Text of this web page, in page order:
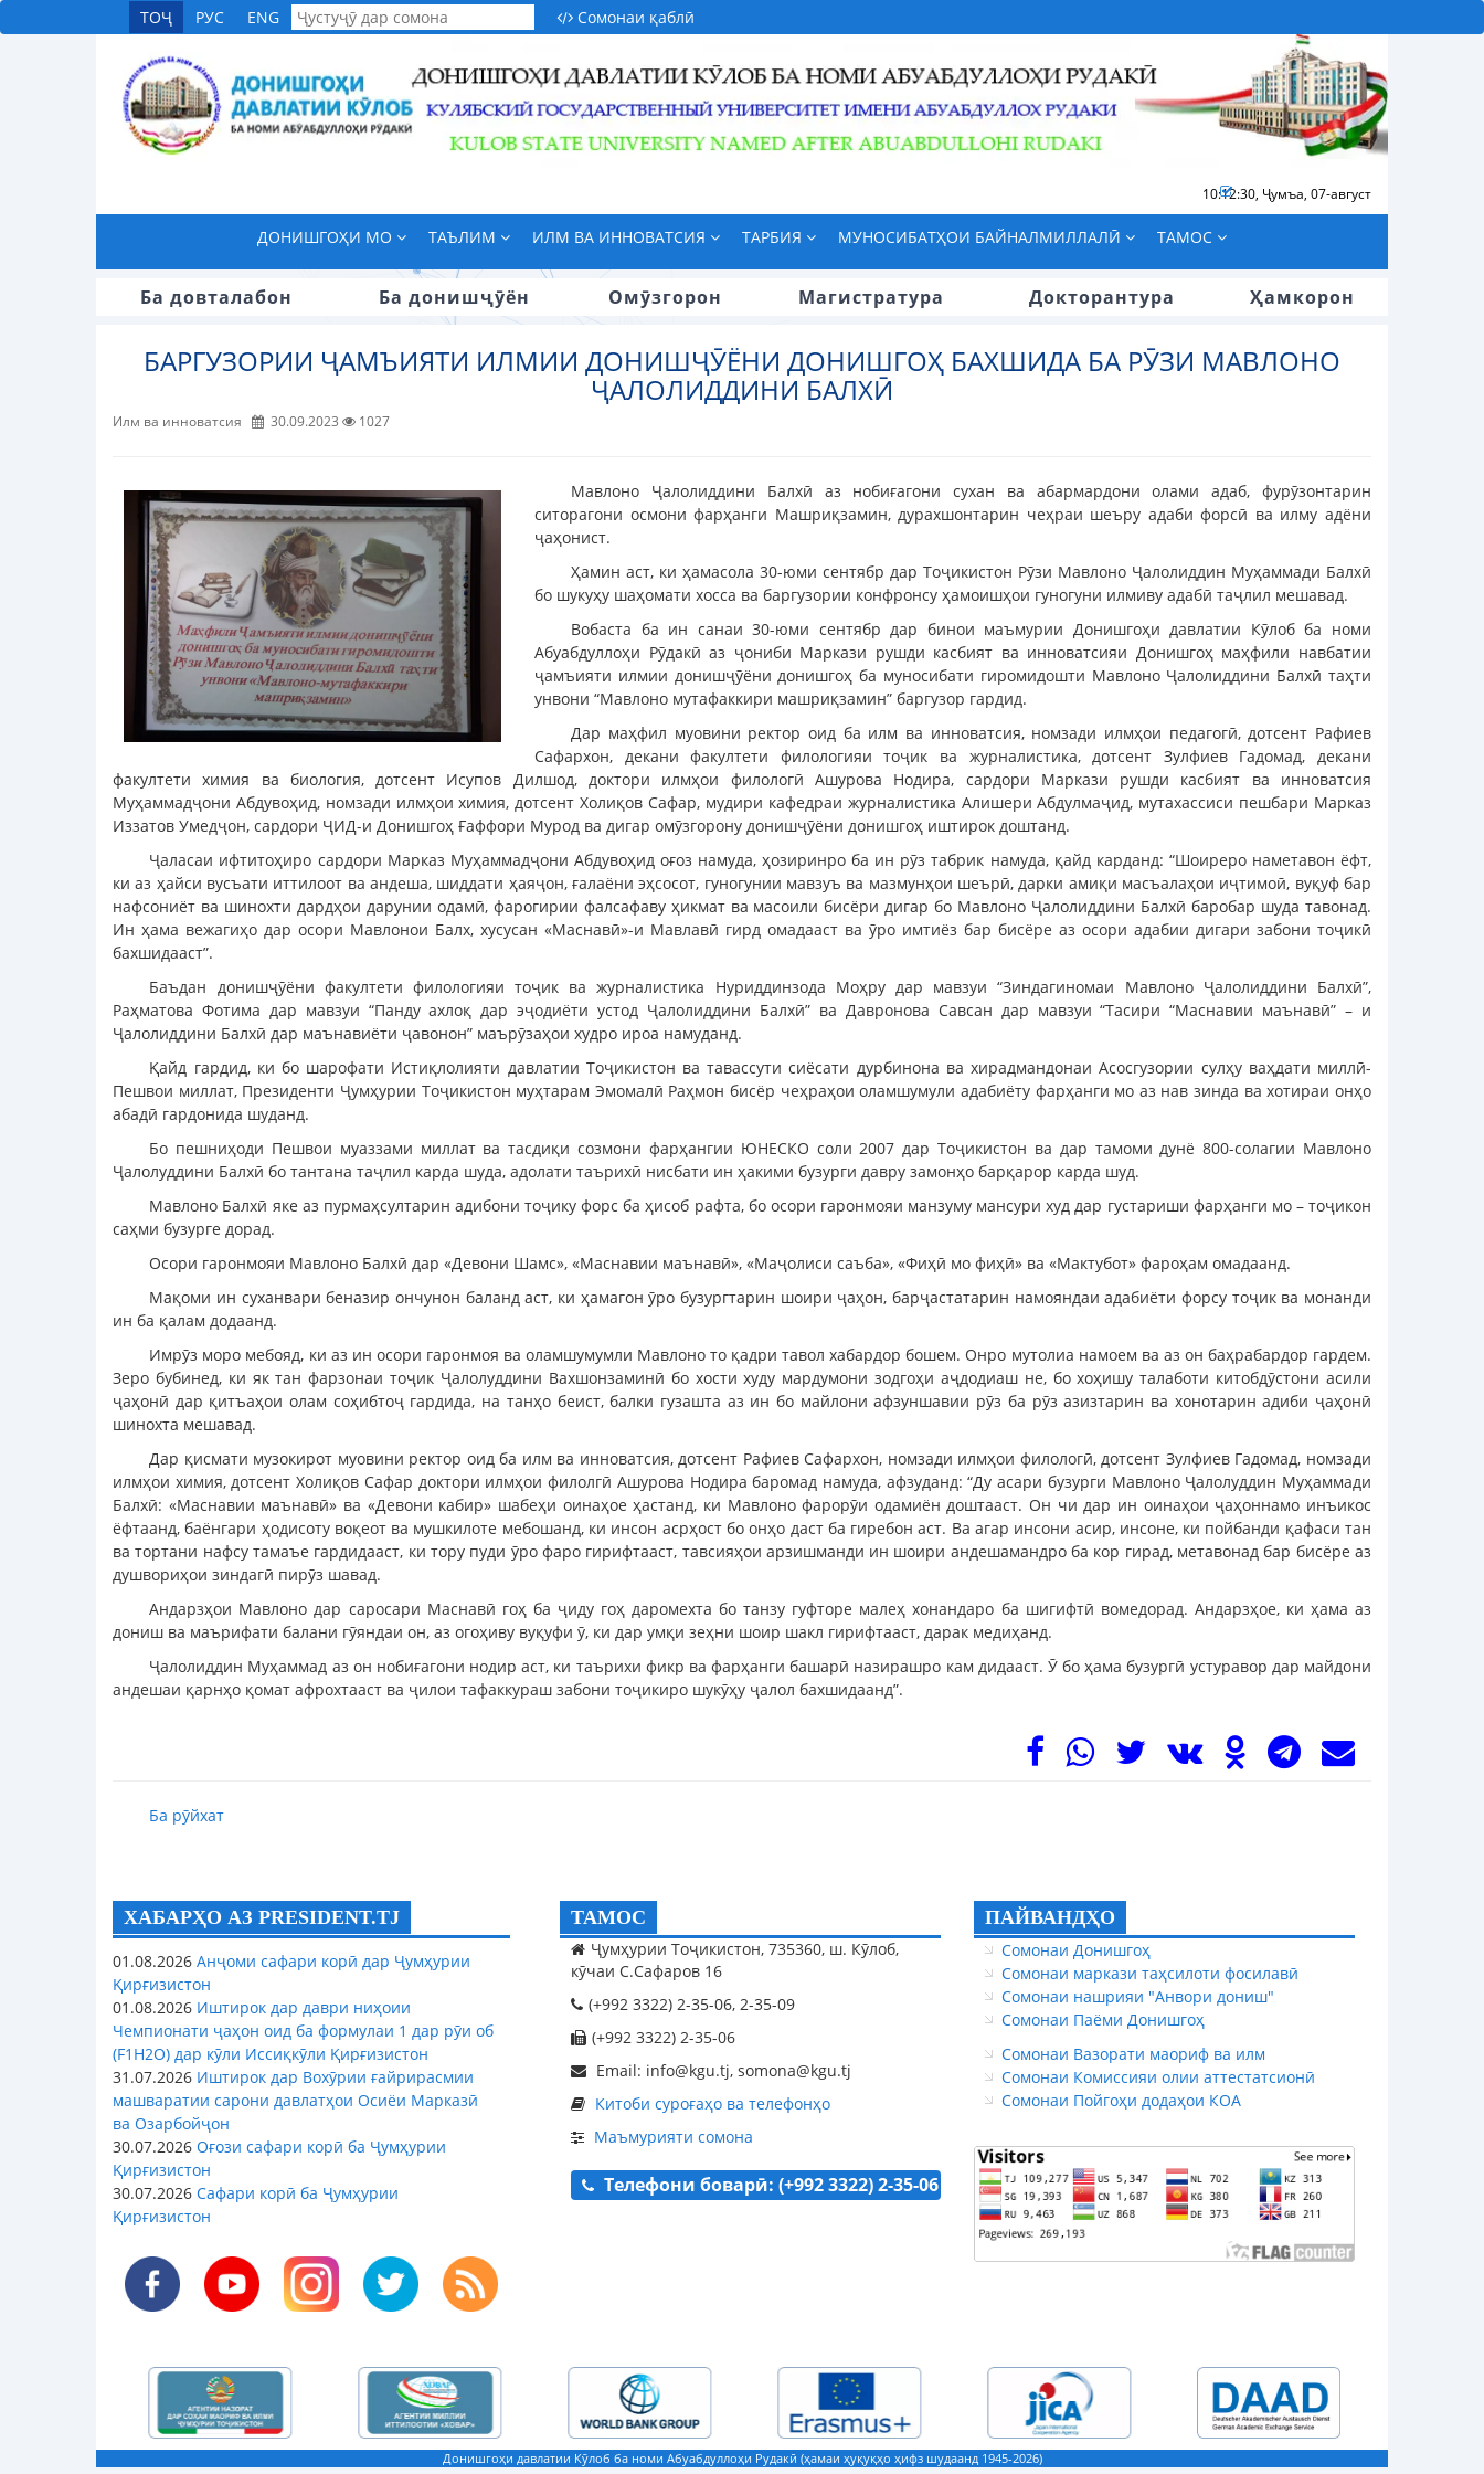
ТОҶ РУС ENG Сомонаи қаблӣ
10:12:31, Ҷумъа, 07-август
ДОНИШГОҲИ МО ТАЪЛИМ ИЛМ ВА ИННОВАТСИЯ ТАРБИЯ МУНОСИБАТҲОИ БАЙНАЛМИЛЛАЛӢ ТАМОС
Ба довталабон Ба донишҷӯён Омӯзгорон Магистратура Докторантура Ҳамкорон
БАРГУЗОРИИ ҶАМЪИЯТИ ИЛМИИ ДОНИШҶӮЁНИ ДОНИШГОҲ БАХШИДА БА РӮЗИ МАВЛОНО
ҶАЛОЛИДДИНИ БАЛХӢ
Илм ва инноватсия 30.09.2023 1027
Мавлоно Ҷалолиддини Балхӣ аз нобиғагони сухан ва абармардони олами адаб, фурӯзонтарин
ситорагони осмони фарҳанги Машриқзамин, дурахшонтарин чеҳраи шеъру адаби форсӣ ва илму адёни
ҷаҳонист.
Ҳамин аст, ки ҳамасола 30-юми сентябр дар Тоҷикистон Рӯзи Мавлоно Ҷалолиддин Муҳаммади Балхӣ
бо шукуҳу шаҳомати хосса ва баргузории конфронсу ҳамоишҳои гуногуни илмиву адабӣ таҷлил мешавад.
Вобаста ба ин санаи 30-юми сентябр дар бинои маъмурии Донишгоҳи давлатии Кӯлоб ба номи
Абуабдуллоҳи Рӯдакӣ аз ҷониби Маркази рушди касбият ва инноватсияи Донишгоҳ маҳфили навбатии
ҷамъияти илмии донишҷӯёни донишгоҳ ба муносибати гиромидошти Мавлоно Ҷалолиддини Балхӣ таҳти
унвони “Мавлоно мутафаккири машриқзамин” баргузор гардид.
Дар маҳфил муовини ректор оид ба илм ва инноватсия, номзади илмҳои педагогӣ, дотсент Рафиев
Сафархон, декани факултети филологияи тоҷик ва журналистика, дотсент Зулфиев Гадомад, декани
факултети химия ва биология, дотсент Исупов Дилшод, доктори илмҳои филологӣ Ашурова Нодира, сардори Маркази рушди касбият ва инноватсия
Муҳаммадҷони Абдувоҳид, номзади илмҳои химия, дотсент Холиқов Сафар, мудири кафедраи журналистика Алишери Абдулмаҷид, мутахассиси пешбари Марказ
Иззатов Умедҷон, сардори ҶИД-и Донишгоҳ Ғаффори Мурод ва дигар омӯзгорону донишҷӯёни донишгоҳ иштирок доштанд.
Ҷаласаи ифтитоҳиро сардори Марказ Муҳаммадҷони Абдувоҳид оғоз намуда, ҳозиринро ба ин рӯз табрик намуда, қайд карданд: “Шоиреро наметавон ёфт,
ки аз ҳайси вусъати иттилоот ва андеша, шиддати ҳаяҷон, ғалаёни эҳсосот, гуногунии мавзуъ ва мазмунҳои шеърӣ, дарки амиқи масъалаҳои иҷтимоӣ, вуқуф бар
нафсониёт ва шинохти дардҳои дарунии одамӣ, фарогирии фалсафаву ҳикмат ва масоили бисёри дигар бо Мавлоно Ҷалолиддини Балхӣ баробар шуда тавонад.
Ин ҳама вежагиҳо дар осори Мавлонои Балх, хусусан «Маснавӣ»-и Мавлавӣ гирд омадааст ва ӯро имтиёз бар бисёре аз осори адабии дигари забони тоҷикӣ
бахшидааст”.
Баъдан донишҷӯёни факултети филологияи тоҷик ва журналистика Нуриддинзода Моҳру дар мавзуи “Зиндагиномаи Мавлоно Ҷалолиддини Балхӣ”,
Раҳматова Фотима дар мавзуи “Панду ахлоқ дар эҷодиёти устод Ҷалолиддини Балхӣ” ва Давронова Савсан дар мавзуи “Тасири “Маснавии маънавӣ” – и
Ҷалолиддини Балхӣ дар маънавиёти ҷавонон” маърӯзаҳои худро ироа намуданд.
Қайд гардид, ки бо шарофати Истиқлолияти давлатии Тоҷикистон ва тавассути сиёсати дурбинона ва хирадмандонаи Асосгузории сулҳу ваҳдати миллӣ-
Пешвои миллат, Президенти Ҷумҳурии Тоҷикистон муҳтарам Эмомалӣ Раҳмон бисёр чеҳраҳои оламшумули адабиёту фарҳанги мо аз нав зинда ва хотираи онҳо
абадӣ гардонида шуданд.
Бо пешниҳоди Пешвои муаззами миллат ва тасдиқи созмони фарҳангии ЮНЕСКО соли 2007 дар Тоҷикистон ва дар тамоми дунё 800-солагии Мавлоно
Ҷалолуддини Балхӣ бо тантана таҷлил карда шуда, адолати таърихӣ нисбати ин ҳакими бузурги давру замонҳо барқарор карда шуд.
Мавлоно Балхӣ яке аз пурмаҳсултарин адибони тоҷику форс ба ҳисоб рафта, бо осори гаронмояи манзуму мансури худ дар густариши фарҳанги мо – тоҷикон
саҳми бузурге дорад.
Осори гаронмояи Мавлоно Балхӣ дар «Девони Шамс», «Маснавии маънавӣ», «Маҷолиси саъба», «Фиҳӣ мо фиҳӣ» ва «Мактубот» фароҳам омадаанд.
Мақоми ин суханвари беназир ончунон баланд аст, ки ҳамагон ӯро бузургтарин шоири ҷаҳон, барҷастатарин намояндаи адабиёти форсу тоҷик ва монанди
ин ба қалам додаанд.
Имрӯз моро мебояд, ки аз ин осори гаронмоя ва оламшумумли Мавлоно то қадри тавол хабардор бошем. Онро мутолиа намоем ва аз он баҳрабардор гардем.
Зеро бубинед, ки як тан фарзонаи тоҷик Ҷалолуддини Вахшонзаминӣ бо хости худу мардумони зодгоҳи аҷдодиаш не, бо хоҳишу талаботи китобдӯстони асили
ҷаҳонӣ дар қитъаҳои олам соҳибтоҷ гардида, на танҳо беист, балки гузашта аз ин бо майлони афзуншавии рӯз ба рӯз азизтарин ва хонотарин адиби ҷаҳонӣ
шинохта мешавад.
Дар қисмати музокирот муовини ректор оид ба илм ва инноватсия, дотсент Рафиев Сафархон, номзади илмҳои филологӣ, дотсент Зулфиев Гадомад, номзади
илмҳои химия, дотсент Холиқов Сафар доктори илмҳои филолгӣ Ашурова Нодира баромад намуда, афзуданд: “Ду асари бузурги Мавлоно Ҷалолуддин Муҳаммади
Балхӣ: «Маснавии маънавӣ» ва «Девони кабир» шабеҳи оинаҳое ҳастанд, ки Мавлоно фарорӯи одамиён доштааст. Он чи дар ин оинаҳои ҷаҳоннамо инъикос
ёфтаанд, баёнгари ҳодисоту воқеот ва мушкилоте мебошанд, ки инсон асрҳост бо онҳо даст ба гиребон аст. Ва агар инсони асир, инсоне, ки пойбанди қафаси тан
ва тортани нафсу тамаъе гардидааст, ки тору пуди ӯро фаро гирифтааст, тавсияҳои арзишманди ин шоири андешамандро ба кор гирад, метавонад бар бисёре аз
душвориҳои зиндагӣ пирӯз шавад.
Андарзҳои Мавлоно дар саросари Маснавӣ гоҳ ба ҷиду гоҳ даромехта бо танзу гуфторе малеҳ хонандаро ба шигифтӣ вомедорад. Андарзҳое, ки ҳама аз
дониш ва маърифати балани гӯяндаи он, аз огоҳиву вуқуфи ӯ, ки дар умқи зеҳни шоир шакл гирифтааст, дарак медиҳанд.
Ҷалолиддин Муҳаммад аз он нобиғагони нодир аст, ки таърихи фикр ва фарҳанги башарӣ назирашро кам дидааст. Ӯ бо ҳама бузургӣ устуравор дар майдони
андешаи қарнҳо қомат афрохтааст ва ҷилои тафаккураш забони тоҷикиро шукӯҳу ҷалол бахшидаанд”.
Ба рӯйхат
ХАБАРҲО АЗ PRESIDENT.TJ
01.08.2026 Анҷоми сафари корӣ дар Ҷумҳурии
Қирғизистон
01.08.2026 Иштирок дар даври ниҳоии
Чемпионати ҷаҳон оид ба формулаи 1 дар рӯи об
(F1H2O) дар кӯли Иссиқкӯли Қирғизистон
31.07.2026 Иштирок дар Вохӯрии ғайрирасмии
машваратии сарони давлатҳои Осиёи Марказӣ
ва Озарбойҷон
30.07.2026 Оғози сафари корӣ ба Ҷумҳурии
Қирғизистон
30.07.2026 Сафари корӣ ба Ҷумҳурии
Қирғизистон
ТАМОС
Ҷумҳурии Тоҷикистон, 735360, ш. Кӯлоб,
кӯчаи С.Сафаров 16
(+992 3322) 2-35-06, 2-35-09
(+992 3322) 2-35-06
Email: info@kgu.tj, somona@kgu.tj
Китоби суроғаҳо ва телефонҳо
Маъмурияти сомона
Телефони боварӣ: (+992 3322) 2-35-06
ПАЙВАНДҲО
Сомонаи Донишгоҳ
Сомонаи маркази таҳсилоти фосилавӣ
Сомонаи нашрияи "Анвори дониш"
Сомонаи Паёми Донишгоҳ
Сомонаи Вазорати маориф ва илм
Сомонаи Комиссияи олии аттестатсионӣ
Сомонаи Пойгоҳи додаҳои КОА
Донишгоҳи давлатии Кӯлоб ба номи Абуабдуллоҳи Рудакӣ (ҳамаи ҳуқуқҳо ҳифз шудаанд 1945-2026)